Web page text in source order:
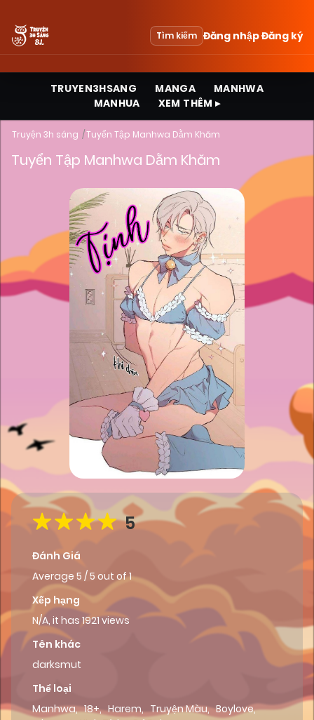
Tìm kiếm Đăng nhậpĐăng ký
TRUYEN3HSANG MANGA
MANHWA
MANHUA
XEM THÊM ▸
Truyện 3h sáng Tuyển Tập Manhwa Dằm Khăm
Tuyển Tập Manhwa Dằm Khăm
5
Đánh Giá
Average 5 /5 out of1
Xếp hạng
N/A, it has 1921 views
Tên khác
darksmut
Thể loại
Manhwa, 18+, Harem, Truyện Màu, Boylove,